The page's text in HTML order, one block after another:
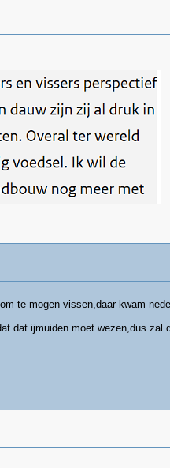
te mogen vissen,daar kwam
dat ijmuiden moet wezen,dus zal